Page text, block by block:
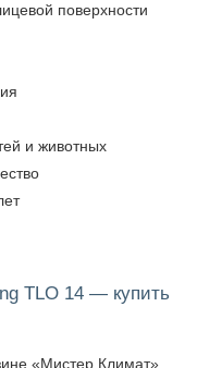
поверхности
и животных
TLO 14 — купить
«Мистер Климат»